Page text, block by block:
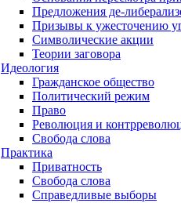
Предложения де-
Призывы к ужесточению
Символические акции
Теории заговора
Идеология
Гражданское общество
Политический режим
Право
Революция и
Свобода слова
Практика
Приватность
Свобода слова
Справедливые выборы